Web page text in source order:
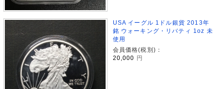
USA イーグル 1ドル銀貨 2013年
銘 ウォーキング・リバティ 1oz 未
使用
会員価格(税別)：
20,000
円